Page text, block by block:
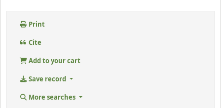
Print
Cite
Add to your cart
Save record
More searches